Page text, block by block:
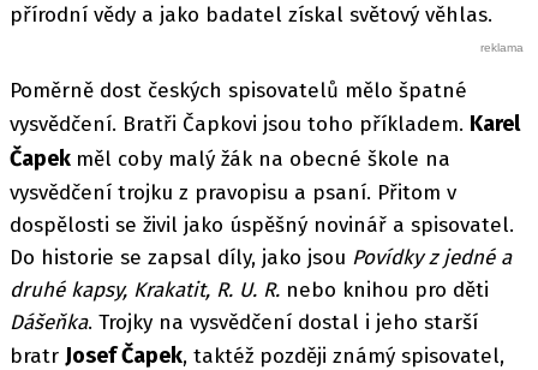
přírodní vědy a jako badatel získal světový věhlas.
Poměrně dost českých spisovatelů mělo špatné
vysvědčení. Bratři Čapkovi jsou toho příkladem. Karel
Čapek měl coby malý žák na obecné škole na
vysvědčení trojku z pravopisu a psaní. Přitom v
dospělosti se živil jako úspěšný novinář a spisovatel.
Do historie se zapsal díly, jako jsou Povídky z jedné a
druhé kapsy, Krakatit, R. U. R. nebo knihou pro děti
Dášeňka. Trojky na vysvědčení dostal i jeho starší
bratr Josef Čapek, taktéž později známý spisovatel,